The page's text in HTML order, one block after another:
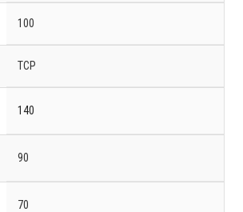
100
ТСР
140
90
70